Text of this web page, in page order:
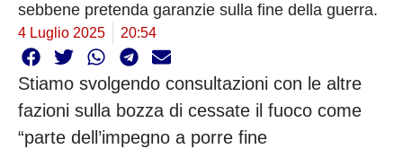
sebbene pretenda garanzie sulla fine della guerra.
4 Luglio 2025 20:54
Stiamo svolgendo consultazioni con le altre
fazioni sulla bozza di cessate il fuoco come
“parte dell’impegno a porre fine